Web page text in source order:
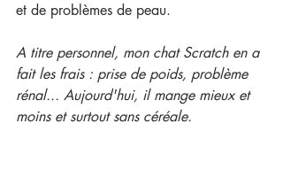
et de problèmes de peau.
A titre personnel, mon chat Scratch en a
fait les frais : prise de poids, problème
rénal... Aujourd'hui, il mange mieux et
moins et surtout sans céréale.